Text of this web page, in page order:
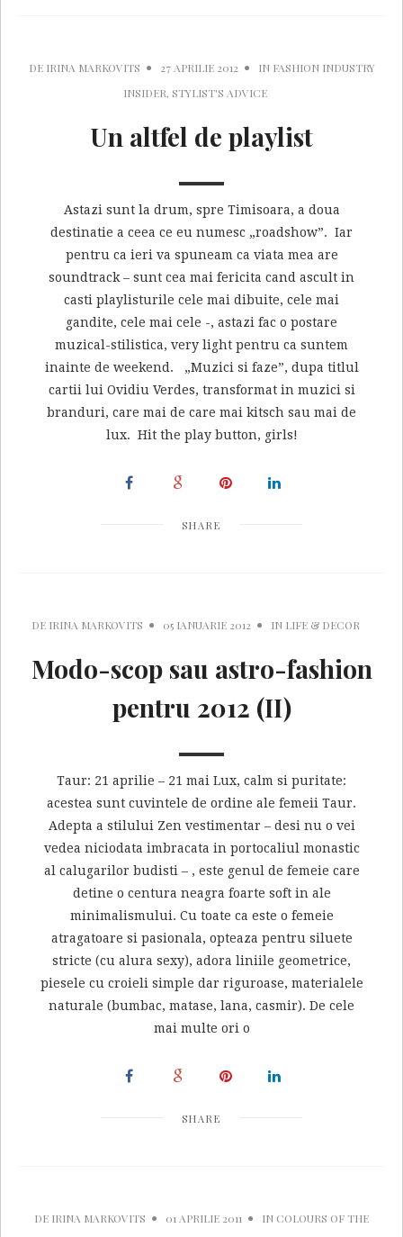
DE IRINA MARKOVITS 27 APRILIE 2012 IN FASHION INDUSTRY
INSIDER, STYLIST'S ADVICE
Un altfel de playlist
Astazi sunt la drum, spre Timisoara, a doua
destinatie a ceea ce eu numesc „roadshow”. Iar
pentru ca ieri va spuneam ca viata mea are
soundtrack – sunt cea mai fericita cand ascult in
casti playlisturile cele mai dibuite, cele mai
gandite, cele mai cele -, astazi fac o postare
muzical-stilistica, very light pentru ca suntem
inainte de weekend. „Muzici si faze”, dupa titlul
cartii lui Ovidiu Verdes, transformat in muzici si
branduri, care mai de care mai kitsch sau mai de
lux. Hit the play button, girls!
SHARE
DE IRINA MARKOVITS 05 IANUARIE 2012 IN LIFE & DECOR
Modo-scop sau astro-fashion
pentru 2012 (II)
Taur: 21 aprilie – 21 mai Lux, calm si puritate:
acestea sunt cuvintele de ordine ale femeii Taur.
Adepta a stilului Zen vestimentar – desi nu o vei
vedea niciodata imbracata in portocaliul monastic
al calugarilor budisti – , este genul de femeie care
detine o centura neagra foarte soft in ale
minimalismului. Cu toate ca este o femeie
atragatoare si pasionala, opteaza pentru siluete
stricte (cu alura sexy), adora liniile geometrice,
piesele cu croieli simple dar riguroase, materialele
naturale (bumbac, matase, lana, casmir). De cele
mai multe ori o
SHARE
DE IRINA MARKOVITS 01 APRILIE 2011 IN COLOURS OF THE